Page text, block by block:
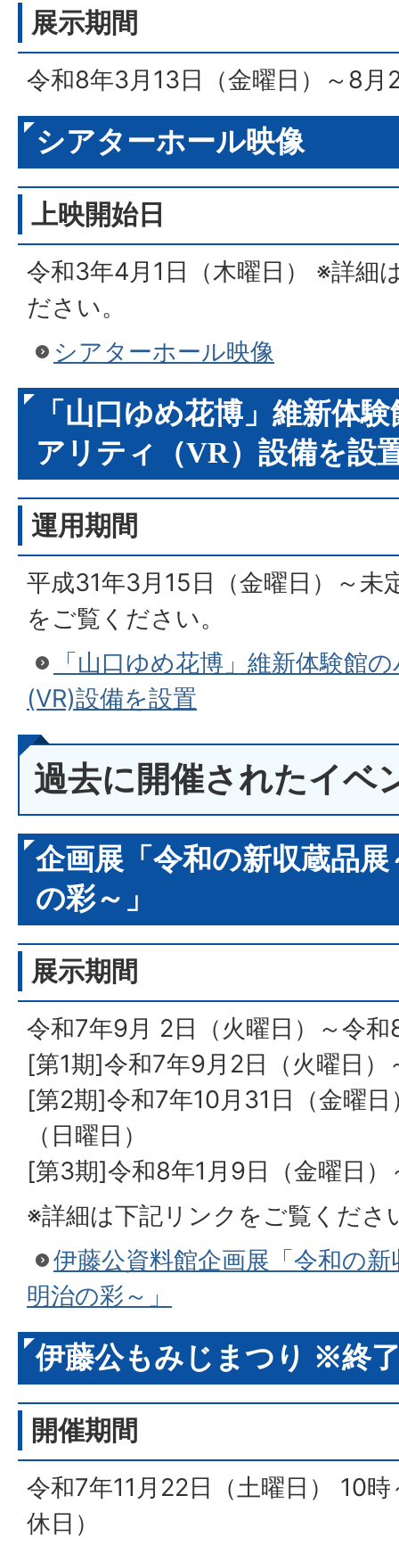
展示期間
令和8年3月13日（金曜日）～8月
シアターホール映像
上映開始日
令和3年4月1日（木曜日） ※詳細
ださい。
シアターホール映像
「山口ゆめ花博」維新体
アリティ（VR）設備を設
運用期間
平成31年3月15日（金曜日）～未
をご覧ください。
「山口ゆめ花博」維新体験館
(VR)設備を設置
過去に開催されたイベ
企画展「令和の新収蔵品
の彩～」
展示期間
令和7年9月 2日（火曜日）～令
[第1期]令和7年9月2日（火曜日
[第2期]令和7年10月31日（金曜
（日曜日）
[第3期]令和8年1月9日（金曜日
※詳細は下記リンクをご覧くださ
伊藤公資料館企画展「令和の
明治の彩～」
伊藤公もみじまつり ※終
開催期間
令和7年11月22日（土曜日） 10
休日）